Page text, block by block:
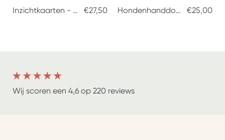
Inzichtkaarten - Kattentaal €27,50 Hondenhanddoek €25,00
Wij scoren een 4,6 op 220 reviews